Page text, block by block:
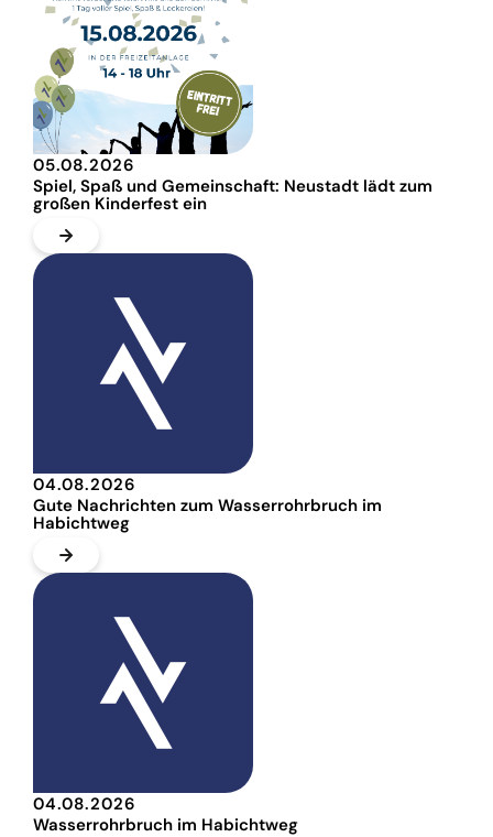
05.08.2026
Spiel, Spaß und Gemeinschaft: Neustadt lädt zum
großen Kinderfest ein
04.08.2026
Gute Nachrichten zum Wasserrohrbruch im
Habichtweg
04.08.2026
Wasserrohrbruch im Habichtweg